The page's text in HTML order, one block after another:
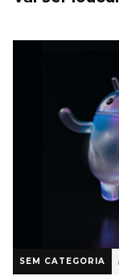
SEM CATEGORIA